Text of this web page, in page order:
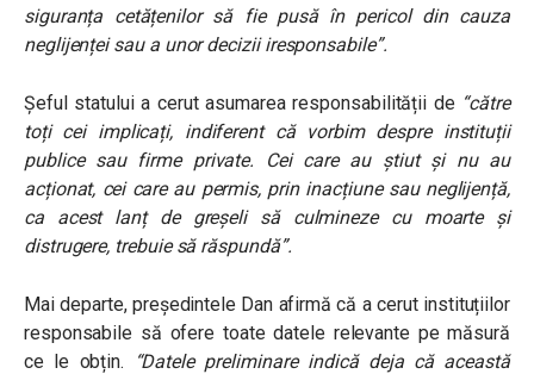
siguranța cetățenilor să fie pusă în pericol din cauza
neglijenței sau a unor decizii iresponsabile”.
Șeful statului a cerut asumarea responsabilității de“către
toți cei implicați, indiferent că vorbim despre instituții
publice sau firme private. Cei care au știut și nu au
acționat, cei care au permis, prin inacțiune sau neglijență,
ca acest lanț de greșeli să culmineze cu moarte și
distrugere, trebuie să răspundă”.
Mai departe, președintele Dan afirmă că a cerut instituțiilor
responsabile să ofere toate datele relevante pe măsură
ce le obțin.
“Datele preliminare indică deja că această